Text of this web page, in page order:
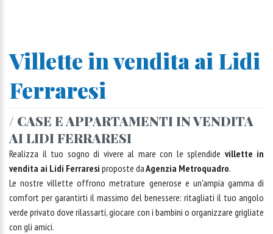
Villette in vendita ai Lidi
Ferraresi
/ CASE E APPARTAMENTI IN VENDITA
AI LIDI FERRARESI
Realizza il tuo sogno di vivere al mare con le splendide villette in
vendita ai Lidi Ferraresi proposte daAgenzia Metroquadro.
Le nostre villette offrono metrature generose e un'ampia gamma di
comfort per garantirti il massimo del benessere: ritagliati il tuo angolo
verde privato dove rilassarti, giocare con i bambini o organizzare grigliate
con gli amici.